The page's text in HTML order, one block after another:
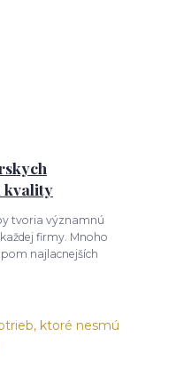
kvality
tvoria významnú
firmy. Mnoho
najlacnejších